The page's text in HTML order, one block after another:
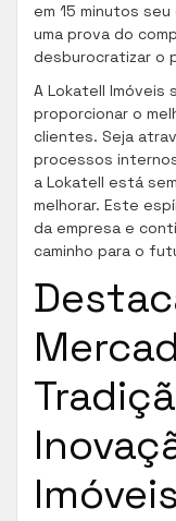
em 15 minutos
uma prova do
desburocratizar o
A Lokatell Imóveis
proporcionar o
clientes. Seja
processos
a Lokatell está
melhorar. Este
da empresa e
caminho para o
Imóveis